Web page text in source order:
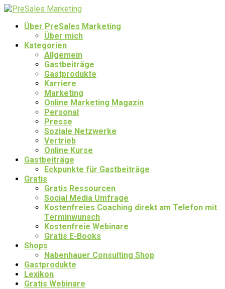
Über PreSales Marketing
Über mich
Kategorien
Allgemein
Gastbeiträge
Gastprodukte
Karriere
Marketing
Online Marketing Magazin
Personal
Presse
Soziale Netzwerke
Vertrieb
Online Kurse
Gastbeiträge
Eckpunkte für Gastbeiträge
Gratis
Gratis Ressourcen
Social Media Umfrage
Kostenfreies Coaching direkt am Telefon mit
Terminwunsch
Kostenfreie Webinare
Gratis E-Books
Shops
Nabenhauer Consulting Shop
Gastprodukte
Lexikon
Gratis Webinare